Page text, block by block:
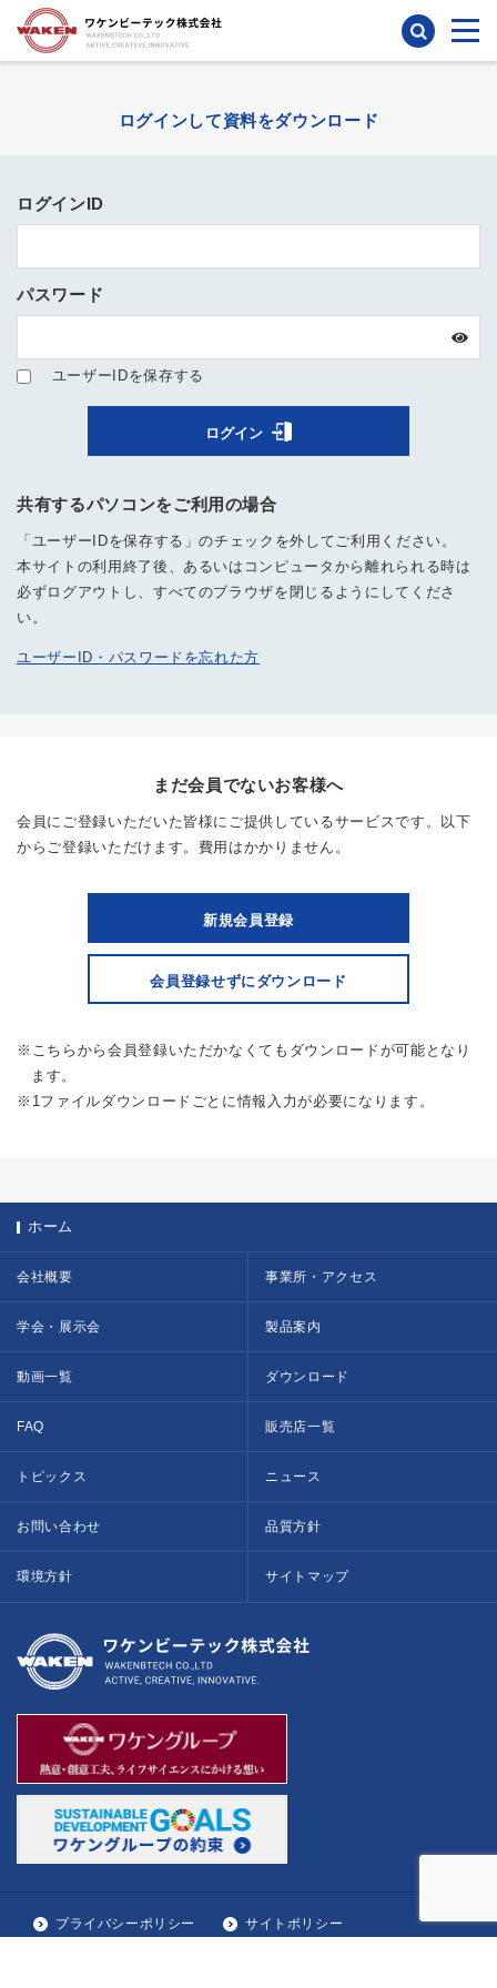
検索
ログインして資料をダウンロード
ログインID
パスワード
ユーザーIDを保存する
ログイン
共有するパソコンをご利用の場合
「ユーザーIDを保存する」のチェックを外してご利用ください。
本サイトの利用終了後、あるいはコンピュータから離れられる時は
必ずログアウトし、すべてのブラウザを閉じるようにしてくださ
い。
ユーザーID・パスワードを忘れた方
まだ会員でないお客様へ
会員にご登録いただいた皆様にご提供しているサービスです。以下
からご登録いただけます。費用はかかりません。
新規会員登録
会員登録せずにダウンロード
※こちらから会員登録いただかなくてもダウンロードが可能となり
ます。
※1ファイルダウンロードごとに情報入力が必要になります。
ホーム
会社概要 事業所・アクセス
学会・展示会 製品案内
動画一覧 ダウンロード
FAQ 販売店一覧
トピックス ニュース
お問い合わせ 品質方針
環境方針 サイトマップ
プライバシーポリシー サイトポリシー